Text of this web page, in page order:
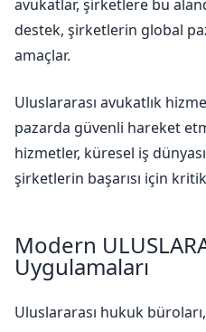
avukatlar, şirketlere bu
destek, şirketlerin global
amaçlar.
Uluslararası avukatlık
pazarda güvenli hareket
hizmetler, küresel iş
şirketlerin başarısı için
Modern
Uygulamaları
Uluslararası hukuk